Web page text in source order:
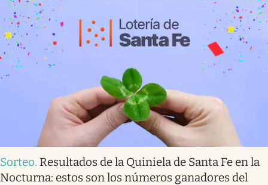
Sorteo. Resultados de la Quiniela de Santa Fe en la
Nocturna: estos son los números ganadores del